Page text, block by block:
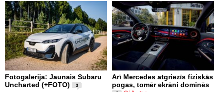
Fotogalerija: Jaunais Subaru
Uncharted (+FOTO)
3
Arī Mercedes atgriezīs fiziskās
pogas, tomēr ekrāni dominēs